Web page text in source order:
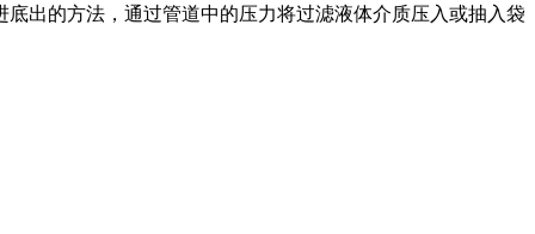
出的方法，通过管道中的压力将过滤液体介质压入或抽入袋